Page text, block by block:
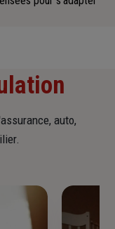
auto,